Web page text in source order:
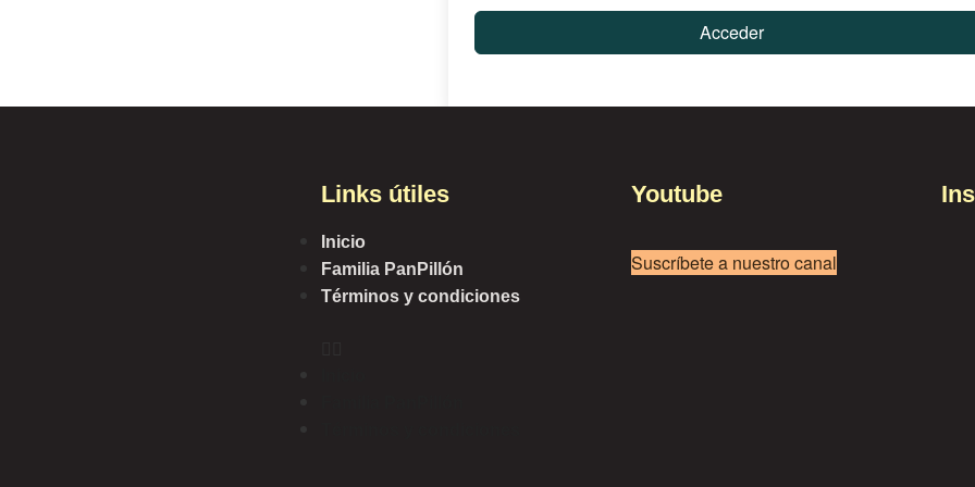
Acceder
Links útiles
Inicio
Familia PanPillón
Términos y condiciones
Youtube
Suscríbete a nuestro canal